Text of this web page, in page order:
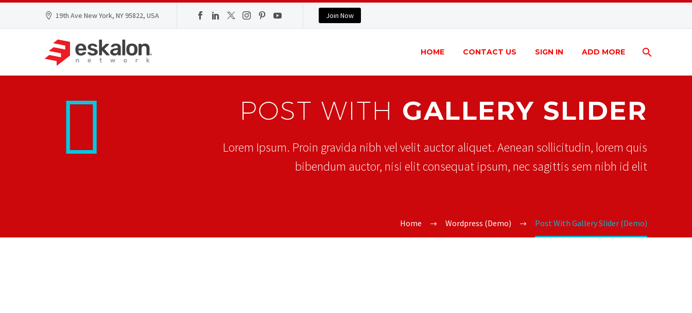
19th Ave New York, NY 95822, USA Join Now
HOME CONTACT US SIGN IN ADD MORE

 POST WITH GALLERY SLIDER
Lorem Ipsum. Proin gravida nibh vel velit auctor aliquet. Aenean sollicitudin, lorem quis
bibendum auctor, nisi elit consequat ipsum, nec sagittis sem nibh id elit
Home Wordpress (Demo) Post With Gallery Slider (Demo)